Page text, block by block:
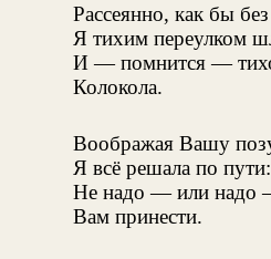
Рассеянно, как бы
Я тихим переулком
И — помнится —
Колокола.
Воображая Вашу
Я всё решала по пути:
Не надо — или надо
Вам принести.